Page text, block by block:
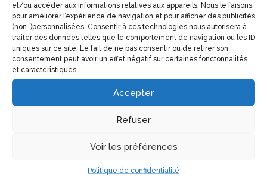
et/ou accéder aux informations relatives aux appareils. Nous le faisons
pour améliorer l’expérience de navigation et pour afficher des publicités
(non-)personnalisées. Consentir à ces technologies nous autorisera à
traiter des données telles que le comportement de navigation ou les ID
uniques sur ce site. Le fait de ne pas consentir ou de retirer son
consentement peut avoir un effet négatif sur certaines fonctonnalités
et caractéristiques.
Accepter
Refuser
Voir les préférences
Politique de confidentialité